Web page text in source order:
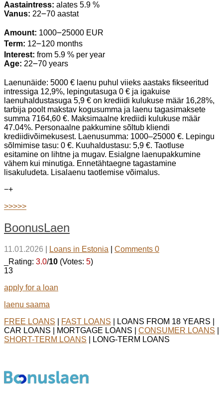
Aastaintress: alates 5.9 %
Vanus: 22౼70 aastat
Amount: 1000౼25000 EUR
Term: 12౼120 months
Interest: from 5.9 % per year
Age: 22౼70 years
Laenunäide: 5000 € laenu puhul viieks aastaks fikseeritud
intressiga 12,9%, lepingutasuga 0 € ja igakuise
laenuhaldustasuga 5,9 € on krediidi kulukuse määr 16,28%,
tarbija poolt makstav kogusumma ja laenu tagasimaksete
summa 7164,60 €. Maksimaalne krediidi kulukuse määr
47.04%. Personaalne pakkumine sõltub kliendi
krediidivõimekusest. Laenusumma: 1000–25000 €. Lepingu
sõlmimise tasu: 0 €. Kuuhaldustasu: 5,9 €. Taotluse
esitamine on lihtne ja mugav. Esialgne laenupakkumine
vähem kui minutiga. Ennetähtaegne tagastamine
lisakuludeta. Lisalaenu taotlemise võimalus.
−+
>>>>>
BoonusLaen
11.01.2026 Loans in Estonia
Comments 0
_Rating: 3.0/10 (Votes: 5)
13
apply for a loan
laenu saama
FREE LOANS
FAST LOANS | LOANS FROM 18 YEARS |
CAR LOANS | MORTGAGE LOANS | CONSUMER LOANS
SHORT-TERM LOANS | LONG-TERM LOANS